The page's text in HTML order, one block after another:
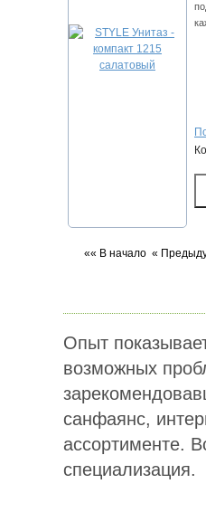
«« В начало «
Опыт
возможных
санфаянс,
ассортименте.
специализация.